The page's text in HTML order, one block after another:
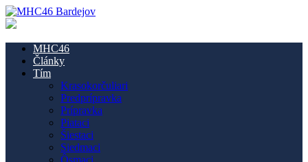
MHC46
Články
Tím
Krasokorčuliari
Predprípravka
Prípravka
Piataci
Šiestaci
Siedmaci
Ôsmaci